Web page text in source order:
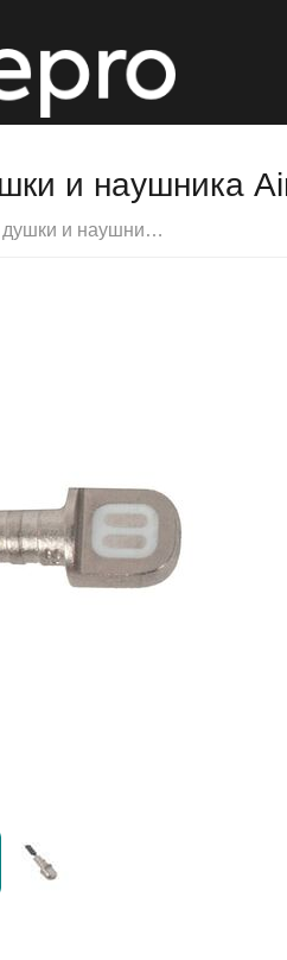
и наушника
Поворотный контакт душки и наушника AirPods Max A2096 A3184